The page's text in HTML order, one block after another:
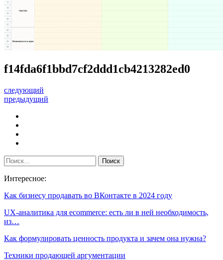
f14fda6f1bbd7cf2ddd1cb4213282ed0
следующий
предыдущий
Интересное:
Как бизнесу продавать во ВКонтакте в 2024 году
UX-аналитика для ecommerce: есть ли в ней необходимость,
из…
Как формулировать ценность продукта и зачем она нужна?
Техники продающей аргументации